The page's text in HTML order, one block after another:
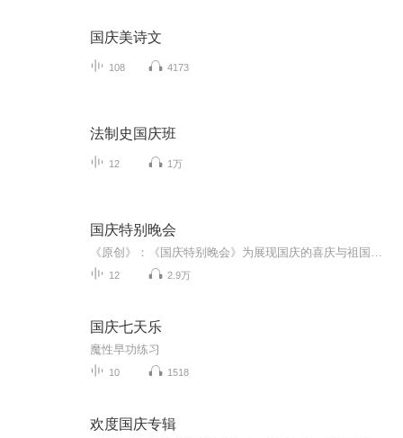
国庆美诗文
108 4173
法制史国庆班
12 1万
国庆特别晚会
12 2.9万
国庆七天乐
魔性早功练习
10 1518
欢度国庆专辑